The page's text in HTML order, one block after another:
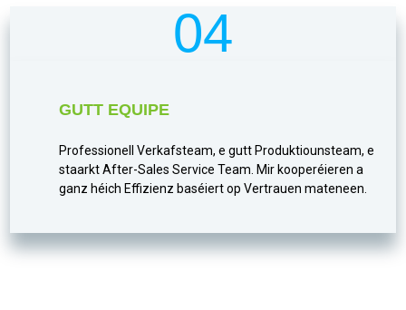
04
GUTT EQUIPE
Professionell Verkafsteam, e gutt Produktiounsteam, e
staarkt After-Sales Service Team. Mir kooperéieren a
ganz héich Effizienz baséiert op Vertrauen mateneen.